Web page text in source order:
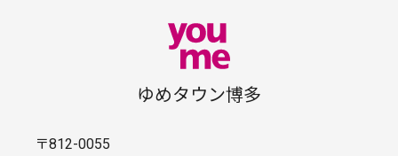
ゆめタウン博多
〒812-0055